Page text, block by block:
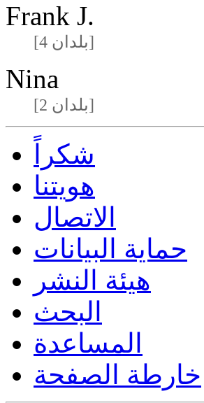
Frank J.
[4 بلدان]
Nina
[2 بلدان]
شكراً
هويتنا
الاتصال
حماية البيانات
هيئة النشر
البحث
المساعدة
خارطة الصفحة